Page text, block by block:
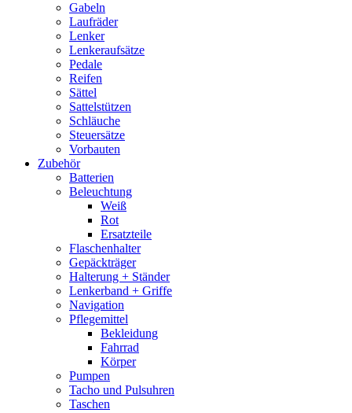
Gabeln
Laufräder
Lenker
Lenkeraufsätze
Pedale
Reifen
Sättel
Sattelstützen
Schläuche
Steuersätze
Vorbauten
Zubehör
Batterien
Beleuchtung
Weiß
Rot
Ersatzteile
Flaschenhalter
Gepäckträger
Halterung + Ständer
Lenkerband + Griffe
Navigation
Pflegemittel
Bekleidung
Fahrrad
Körper
Pumpen
Tacho und Pulsuhren
Taschen